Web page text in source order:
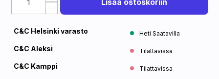
Lisää ostoskoriin
C&C Helsinki varasto Heti Saatavilla
C&C Aleksi Tilattavissa
C&C Kamppi Tilattavissa